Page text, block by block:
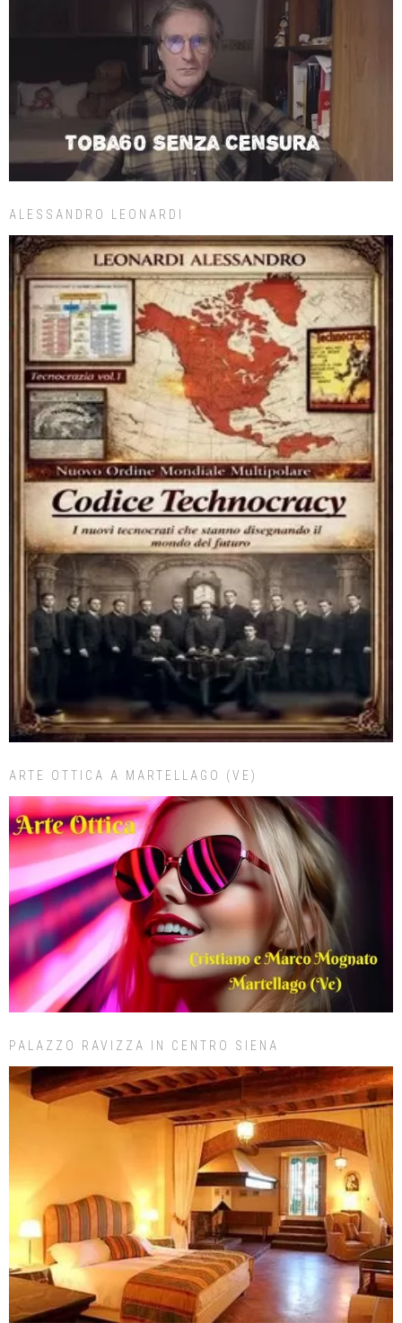
ALESSANDRO LEONARDI
ARTE OTTICA A MARTELLAGO (VE)
PALAZZO RAVIZZA IN CENTRO SIENA